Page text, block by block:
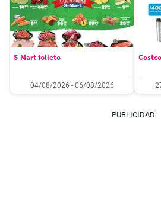
S-Mart folleto
04/08/2026 - 06/08/2026
PUBLICIDAD